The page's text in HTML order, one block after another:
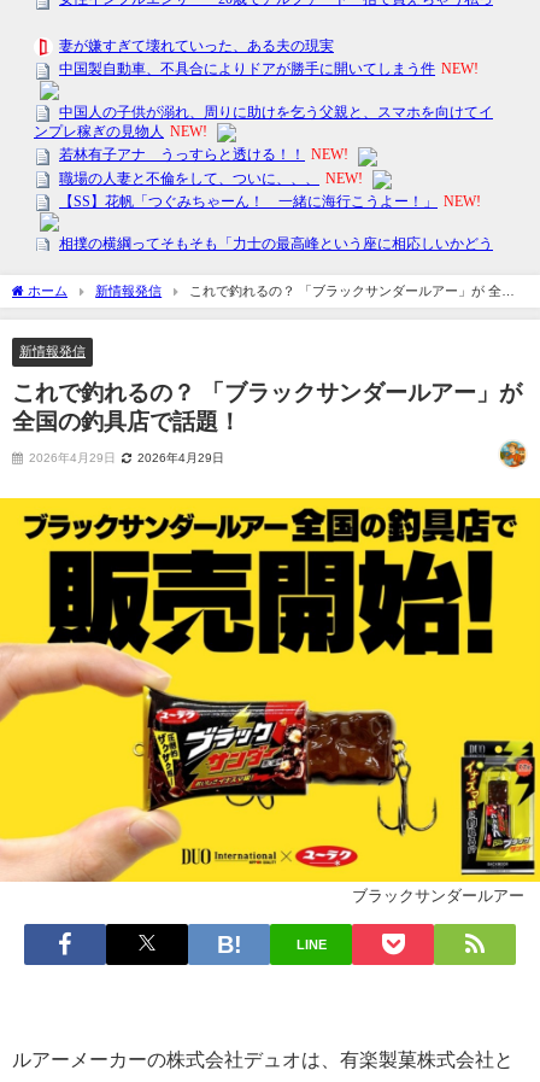
ホーム 新情報発信
これで釣れるの？ 「ブラックサンダールアー」が 全国
の釣具店で話題！
新情報発信
これで釣れるの？ 「ブラックサンダールアー」が
全国の釣具店で話題！
2026年4月29日 2026年4月29日
ブラックサンダールアー
LINE
ルアーメーカーの株式会社デュオは、有楽製菓株式会社と